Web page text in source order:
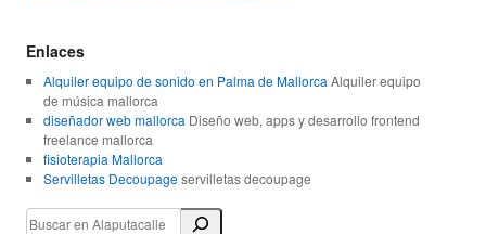
Enlaces
Alquiler equipo de sonido en Palma de Mallorca Alquiler equipo
de música mallorca
diseñador web mallorca Diseño web, apps y desarrollo frontend
freelance mallorca
fisioterapia Mallorca
Servilletas Decoupageservilletas decoupage